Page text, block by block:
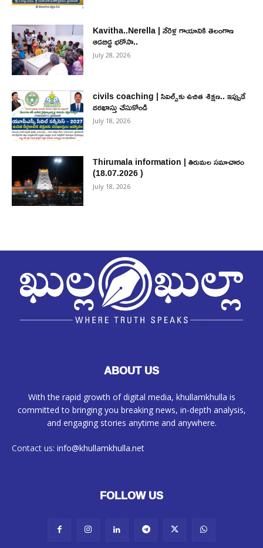
Kavitha..Nerella | నేరెళ్ల గాయానికి తెలంగాణ
ఆడబిడ్డ భరోసా..
July 28, 2026
civils coaching | సివిల్స్‌కు ఉచిత శిక్ష‌ణ.. ఇప్పుడే
ద‌ర‌ఖాస్తు చేసుకోండి
July 18, 2026
Thirumala information | తిరుమల సమాచారం
(18.07.2026 )
July 18, 2026
ABOUT US
With the rapid growth of digital media, khullamkhulla is
committed to bringing you breaking news, in-depth analysis,
and engaging stories anytime and anywhere.
Contact us: info@khullamkhulla.net
FOLLOW US